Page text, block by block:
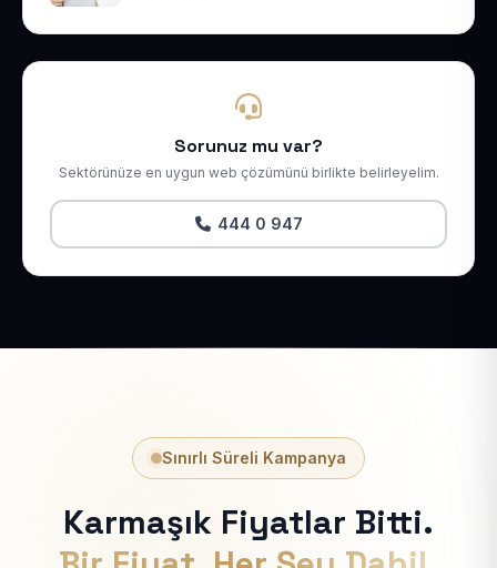
Sorunuz mu var?
Sektörünüze en uygun web çözümünü birlikte belirleyelim.
444 0 947
Sınırlı Süreli Kampanya
Karmaşık Fiyatlar Bitti.